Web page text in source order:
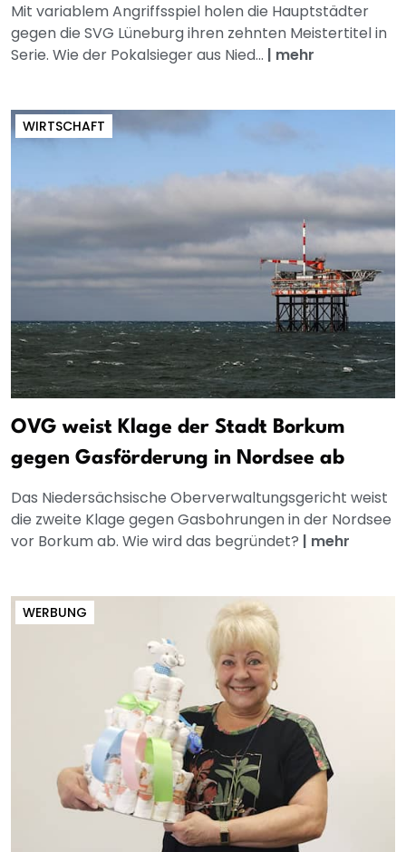
Mit variablem Angriffsspiel holen die Hauptstädter
gegen die SVG Lüneburg ihren zehnten Meistertitel in
Serie. Wie der Pokalsieger aus Nied... | mehr
WIRTSCHAFT
OVG weist Klage der Stadt Borkum
gegen Gasförderung in Nordsee ab
Das Niedersächsische Oberverwaltungsgericht weist
die zweite Klage gegen Gasbohrungen in der Nordsee
vor Borkum ab. Wie wird das begründet? | mehr
WERBUNG